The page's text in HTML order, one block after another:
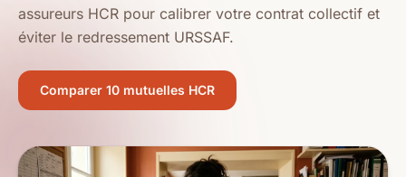
assureurs HCR pour calibrer votre contrat collectif et
éviter le redressement URSSAF.
Comparer 10 mutuelles HCR